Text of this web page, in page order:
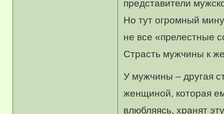
представители
Но тут огромный
не все «прелестные
Страсть мужчины к
У мужчины – другая
женщиной, которая
влюбляясь, хранят